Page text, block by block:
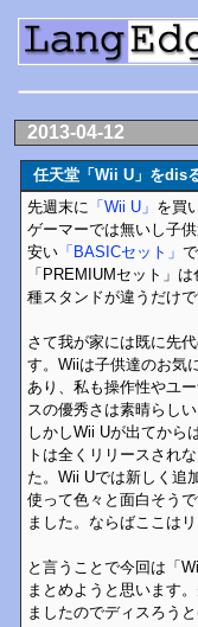
2013-04-12
任天堂「Wii U」を
先週末に 「Wii U」 を買
ゲーマーでは無いし子
安い 「BASICセット」
「PREMIUMセット」
種スタンドが違うだけで
さて我が家には既に先
す。Wiiは子供達のお気
あり、私も操作性やユ
スの優秀さは素晴らし
しかしWii Uが出てから
トは全くリリースされ
た。Wii Uでは新しく追
使って色々と面白そう
ました。ならばここは
と言うことで今回は「
まとめようと思います
ましたのでディスろう